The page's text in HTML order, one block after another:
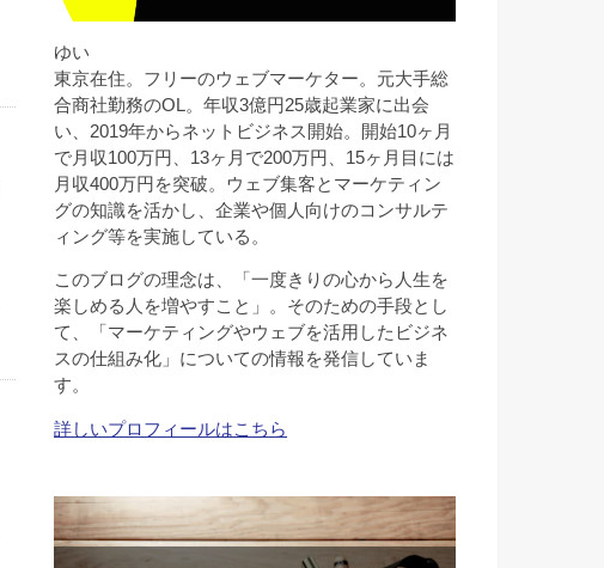
ゆい
東京在住。フリーのウェブマーケター。元大手総
合商社勤務のOL。年収3億円25歳起業家に出会
い、2019年からネットビジネス開始。開始10ヶ月
で月収100万円、13ヶ月で200万円、15ヶ月目には
月収400万円を突破。ウェブ集客とマーケティン
グの知識を活かし、企業や個人向けのコンサルテ
ィング等を実施している。
このブログの理念は、「一度きりの心から人生を
楽しめる人を増やすこと」。そのための手段とし
て、「マーケティングやウェブを活用したビジネ
スの仕組み化」についての情報を発信していま
す。
詳しいプロフィールはこちら